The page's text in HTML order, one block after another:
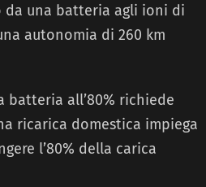
una batteria agli ioni di
autonomia di 260 km
batteria all’80% richiede
ricarica domestica impiega
l’80% della carica